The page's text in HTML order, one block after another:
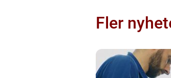
Fler